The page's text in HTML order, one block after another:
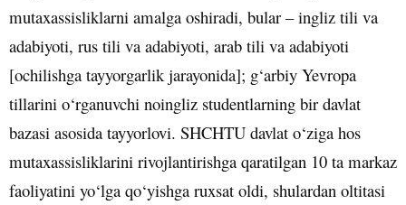
mutaxassisliklarni amalga oshiradi, bular – ingliz tili va
adabiyoti, rus tili va adabiyoti, arab tili va adabiyoti
[ochilishga tayyorgarlik jarayonida]; g‘arbiy Yevropa
tillarini o‘rganuvchi noingliz studentlarning bir davlat
bazasi asosida tayyorlovi. SHCHTU davlat o‘ziga hos
mutaxassisliklarini rivojlantirishga qaratilgan 10 ta markaz
faoliyatini yo‘lga qo‘yishga ruxsat oldi, shulardan oltitasi